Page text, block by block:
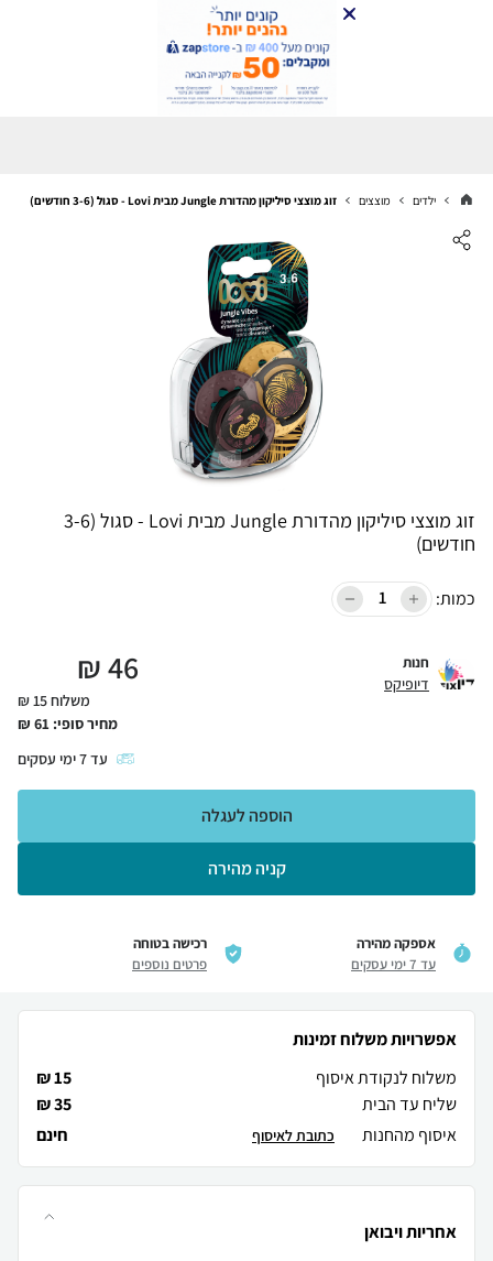
ילדים מוצצים זוג מוצצי סיליקון מהדורת Jungle מבית Lovi - סגול (3-6 חודשים)
זוג מוצצי סיליקון מהדורת Jungle מבית Lovi - סגול (3-6
חודשים)
כמות:
חנות
דיופיקס 46
₪
משלוח 15 ₪
מחיר סופי: 61
₪
עד7ימי עסקים
קניה מהירה
הוספה לעגלה
אספקה מהירה
עד 7 ימי עסקים
רכישה בטוחה
פרטים נוספים
אפשרויות משלוח זמינות
משלוח לנקודת איסוף
15 ₪
שליח עד הבית
35 ₪
איסוף מהחנות
חינם כתובת לאיסוף
אחריות ויבואן